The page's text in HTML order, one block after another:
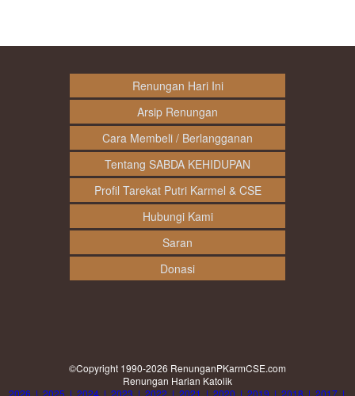
Renungan Hari Ini
Arsip Renungan
Cara Membeli / Berlangganan
Tentang SABDA KEHIDUPAN
Profil Tarekat Putri Karmel & CSE
Hubungi Kami
Saran
Donasi
©Copyright 1990-2026 RenunganPKarmCSE.com
Renungan Harian Katolik